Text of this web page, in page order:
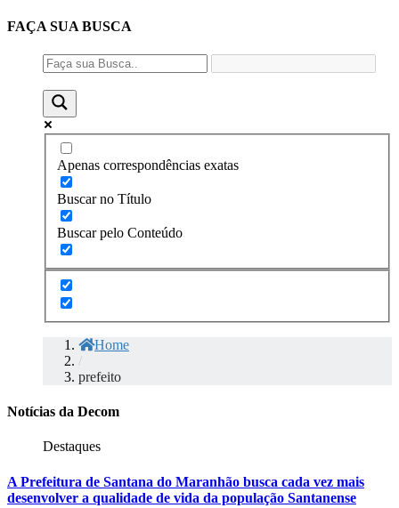
FAÇA SUA BUSCA
Apenas correspondências exatas
Buscar no Título
Buscar pelo Conteúdo
Home
/
prefeito
Notícias da Decom
Destaques
A Prefeitura de Santana do Maranhão busca cada vez mais
desenvolver a qualidade de vida da população Santanense